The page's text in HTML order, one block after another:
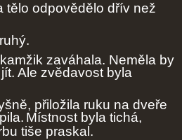
tělo odpovědělo dřív než
zaváhala. Neměla by
Ale zvědavost byla
přiložila ruku na dveře
Místnost byla tichá,
tiše praskal.